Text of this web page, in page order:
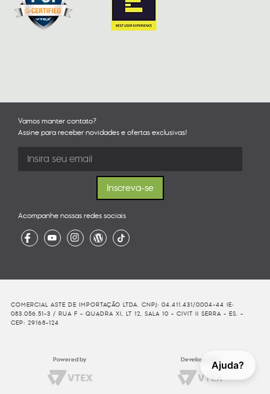
Ajuda?
Vamos manter contato?
Assine para receber novidades e ofertas exclusivas!
Acompanhe nossas redes sociais
COMERCIAL ASTE DE IMPORTAÇÃO LTDA. CNPJ: 04.411.431/0004-44 IE:
083.056.51-3 / RUA F - QUADRA XI, LT 12, SALA 10 - CIVIT II SERRA - ES. -
CEP: 29168-124
Powered by Developed By